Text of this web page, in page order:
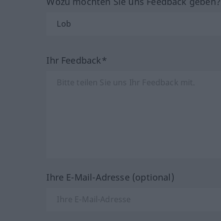
Ihr Feedback*
Ihre E-Mail-Adresse (optional)